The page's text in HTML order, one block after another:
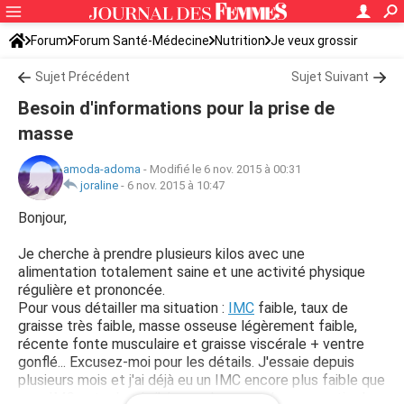
Forum Forum Santé-Médecine Nutrition Je veux grossir
Sujet Précédent Sujet Suivant
Besoin d'informations pour la prise de
masse
amoda-adoma - Modifié le 6 nov. 2015 à 00:31
joraline - 6 nov. 2015 à 10:47
Bonjour,
Je cherche à prendre plusieurs kilos avec une
alimentation totalement saine et une activité physique
régulière et prononcée.
Pour vous détailler ma situation : IMC faible, taux de
graisse très faible, masse osseuse légèrement faible,
récente fonte musculaire et graisse viscérale + ventre
gonflé... Excusez-moi pour les détails. J'essaie depuis
plusieurs mois et j'ai déjà eu un IMC encore plus faible que
mon IMC actuel mais j'ai peur de reprendre une partie de